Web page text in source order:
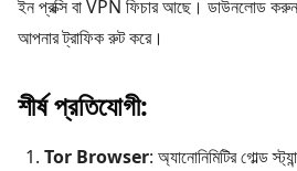
ইন প্রক্সি বা VPN ফিচার আছে। ডাউনলোড
আপনার ট্রাফিক রুট করে।
শীর্ষ প্রতিযোগী:
Tor Browser: অ্যানোনিমিটির গোল্ড